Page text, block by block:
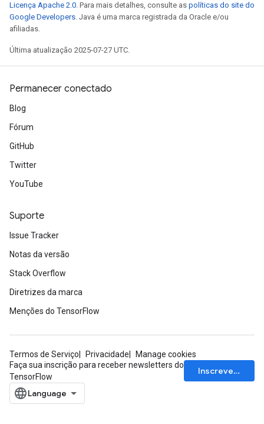
Licença Apache 2.0. Para mais detalhes, consulte as políticas do site do
Google Developers. Java é uma marca registrada da Oracle e/ou
afiliadas.
Última atualização 2025-07-27 UTC.
Permanecer conectado
Blog
Fórum
GitHub
Twitter
YouTube
Suporte
Issue Tracker
Notas da versão
Stack Overflow
Diretrizes da marca
Menções do TensorFlow
Termos de Serviço Privacidade
Manage cookies
Faça sua inscrição para receber newsletters do
TensorFlow
Inscrever-se